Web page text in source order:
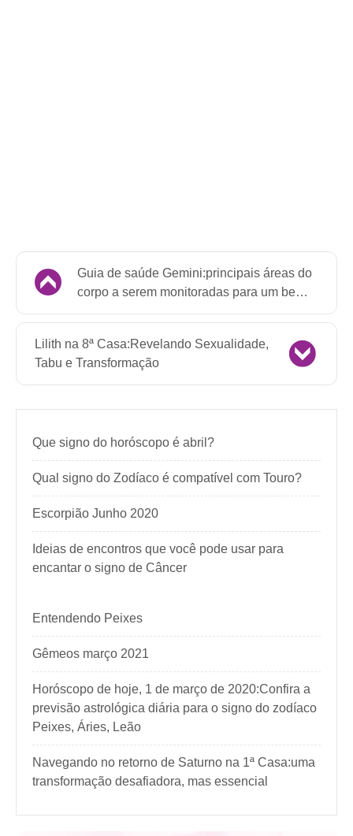
Guia de saúde Gemini:principais áreas do
corpo a serem monitoradas para um bem-
estar ideal
Lilith na 8ª Casa:Revelando Sexualidade,
Tabu e Transformação
Que signo do horóscopo é abril?
Qual signo do Zodíaco é compatível com Touro?
Escorpião Junho 2020
Ideias de encontros que você pode usar para
encantar o signo de Câncer
Entendendo Peixes
Gêmeos março 2021
Horóscopo de hoje, 1 de março de 2020:Confira a
previsão astrológica diária para o signo do zodíaco
Peixes, Áries, Leão
Navegando no retorno de Saturno na 1ª Casa:uma
transformação desafiadora, mas essencial